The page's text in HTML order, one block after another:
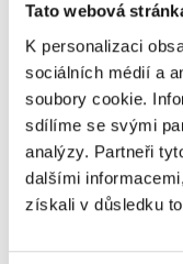
Tato webová
K personalizaci
sociálních médií a
soubory cookie.
sdílíme se svými
analýzy. Partneři
dalšími
získali v důsledku
ALO
Náhrdelník s diamanty a
Reginetta di bellezza
od 67 770 Kč